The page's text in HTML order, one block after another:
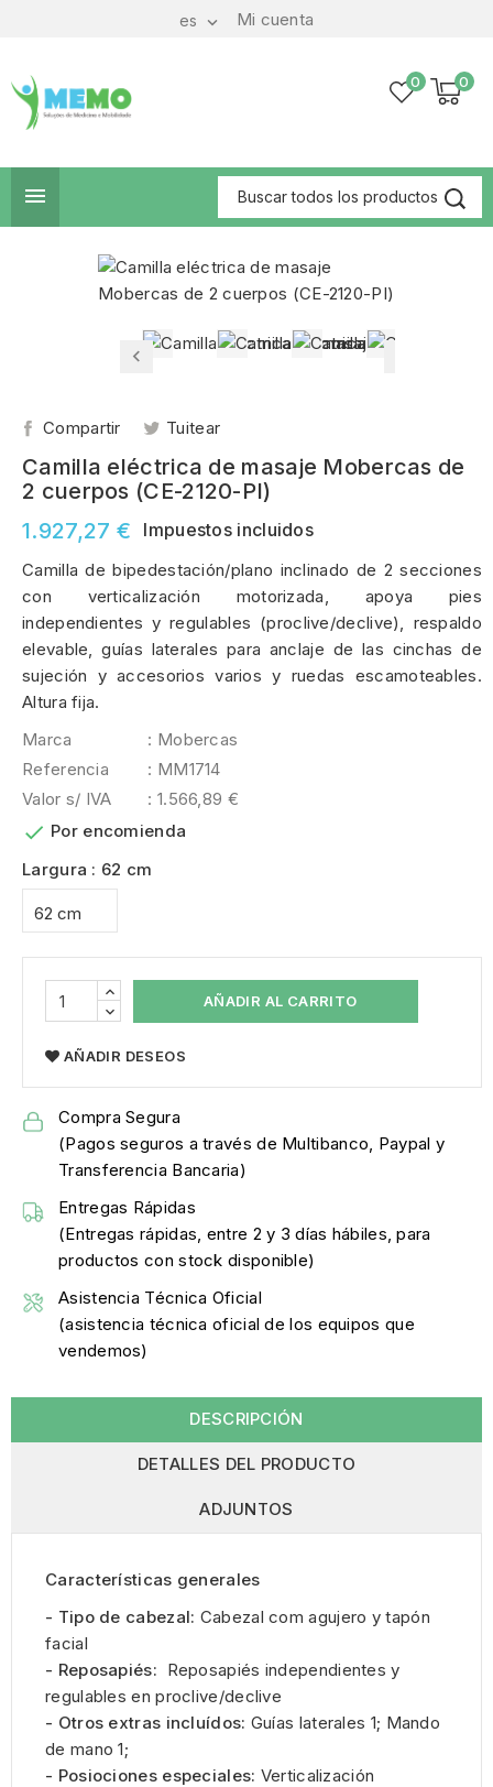
Mi cuenta
es 
0
0

Compartir Tuitear
Camilla eléctrica de masaje Mobercas de
2 cuerpos (CE-2120-PI)
1.927,27 €
Impuestos incluidos
Camilla de bipedestación/plano inclinado de 2 secciones
con verticalización motorizada, apoya pies
independientes y regulables (proclive/declive), respaldo
elevable, guías laterales para anclaje de las cinchas de
sujeción y accesorios varios y ruedas escamoteables.
Altura fija.
Marca
: Mobercas
Referencia
: MM1714
Valor s/ IVA
: 1.566,89 €
 Por encomienda
Largura : 62 cm
AÑADIR AL CARRITO
AÑADIR DESEOS
Compra Segura
(Pagos seguros a través de Multibanco, Paypal y
Transferencia Bancaria)
Entregas Rápidas
(Entregas rápidas, entre 2 y 3 días hábiles, para
productos con stock disponible)
Asistencia Técnica Oficial
(asistencia técnica oficial de los equipos que
vendemos)
DESCRIPCIÓN
DETALLES DEL PRODUCTO
ADJUNTOS
Características generales
- Tipo de cabezal: Cabezal com agujero y tapón
facial
- Reposapiés: Reposapiés independientes y
regulables en proclive/declive
- Otros extras incluídos: Guías laterales 1; Mando
de mano 1;
- Posiociones especiales: Verticalización